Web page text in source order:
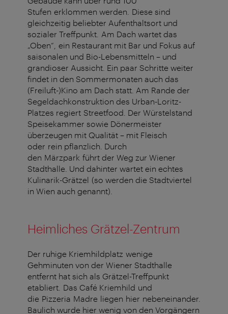
Stufen erklommen werden. Diese sind
gleichzeitig beliebter Aufenthaltsort und
sozialer Treffpunkt. Am Dach wartet das
„Oben“, ein Restaurant mit Bar und Fokus auf
saisonalen und Bio-Lebensmitteln – und
grandioser Aussicht. Ein paar Schritte weiter
findet in den Sommermonaten auch das
(Freiluft-)Kino am Dach statt. Am Rande der
Segeldachkonstruktion des Urban-Loritz-
Platzes regiert Streetfood. Der Würstelstand
Speisekammer sowie Dönermeister
überzeugen mit Qualität – mit Fleisch
oder rein pflanzlich. Durch
den Märzpark führt der Weg zur Wiener
Stadthalle. Und dahinter wartet ein echtes
Kulinarik-Grätzel (so werden die Stadtviertel
in Wien auch genannt).
Heimliches Grätzel-Zentrum
Der ruhige Kriemhildplatz wenige
Gehminuten von der Wiener Stadthalle
entfernt hat sich als Grätzel-Treffpunkt
etabliert. Das Café Kriemhild und
die Pizzeria Madre liegen hier nebeneinander.
Baulich wurde hier wenig von den Vorgängern